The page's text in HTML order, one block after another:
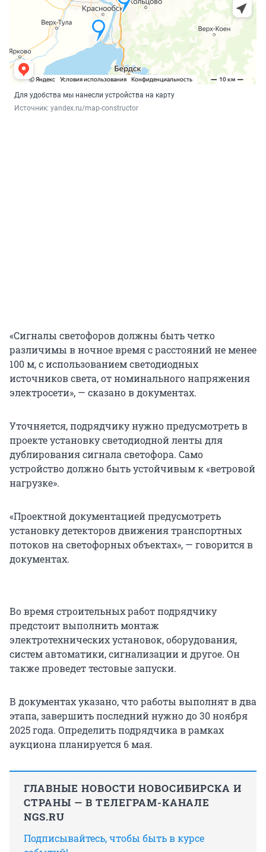
Для удобства мы нанесли устройства на карту
Источник: yandex.ru/map-constructor
«Сигналы светофоров должны быть четко
различимы в ночное время с расстояний не менее
100 м, с использованием светодиодных
источников света, от номинального напряжения
электросети», — сказано в документах.
Уточняется, подрядчику нужно предусмотреть в
проекте установку светодиодной ленты для
дублирования сигнала светофора. Само
устройство должно быть устойчивым к «ветровой
нагрузке».
«Проектной документацией предусмотреть
установку детекторов движения транспортных
потоков на светофорных объектах», — говорится в
документах.
Во время строительных работ подрядчику
предстоит выполнить монтаж
электротехнических установок, оборудования,
систем автоматики, сигнализации и другое. Он
также проведет тестовые запуски.
В документах указано, что работы выполнят в два
этапа, завершить последний нужно до 30 ноября
2025 года. Определить подрядчика в рамках
аукциона планируется 6 мая.
ГЛАВНЫЕ НОВОСТИ НОВОСИБИРСКА И
СТРАНЫ — В ТЕЛЕГРАМ-КАНАЛЕ
NGS.RU
Подписывайтесь, чтобы быть в курсе